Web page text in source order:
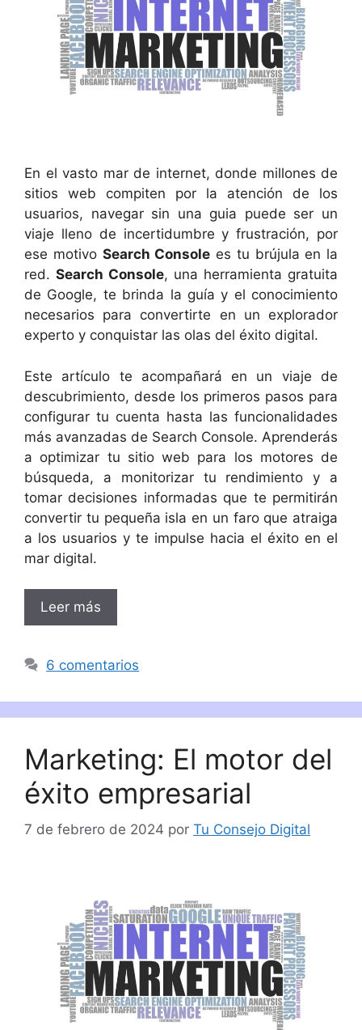
En el vasto mar de internet, donde millones de
sitios web compiten por la atención de los
usuarios, navegar sin una guia puede ser un
viaje lleno de incertidumbre y frustración, por
ese motivo Search Console es tu brújula en la
red. Search Console, una herramienta gratuita
de Google, te brinda la guía y el conocimiento
necesarios para convertirte en un explorador
experto y conquistar las olas del éxito digital.
Este artículo te acompañará en un viaje de
descubrimiento, desde los primeros pasos para
configurar tu cuenta hasta las funcionalidades
más avanzadas de Search Console. Aprenderás
a optimizar tu sitio web para los motores de
búsqueda, a monitorizar tu rendimiento y a
tomar decisiones informadas que te permitirán
convertir tu pequeña isla en un faro que atraiga
a los usuarios y te impulse hacia el éxito en el
mar digital.
Leer más
6 comentarios
Marketing: El motor del
éxito empresarial
7 de febrero de 2024 por Tu Consejo Digital